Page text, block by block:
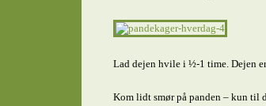
Lad dejen hvile i ½-1 time. Dejen
Kom lidt smør på panden – kun til